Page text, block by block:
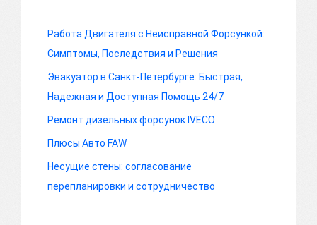
Работа Двигателя с Неисправной Форсункой:
Симптомы, Последствия и Решения
Эвакуатор в Санкт-Петербурге: Быстрая,
Надежная и Доступная Помощь 24/7
Ремонт дизельных форсунок IVECO
Плюсы Авто FAW
Несущие стены: согласование
перепланировки и сотрудничество